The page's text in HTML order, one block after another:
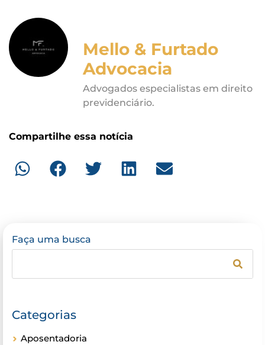
Mello & Furtado
Advocacia
Advogados especialistas em direito
previdenciário.
Compartilhe essa notícia
Faça uma busca
Categorias
Aposentadoria